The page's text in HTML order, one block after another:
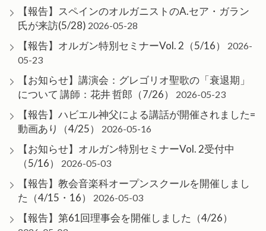
【報告】スペインのオルガニストのA.セア・ガラン
氏が来訪(5/28) 2026-05-28
【報告】オルガン特別セミナーVol. 2（5/16）
2026-
05-23
【お知らせ】講演会：グレゴリオ聖歌の「衰退期」
について 講師：花井 哲郎（7/26）
2026-05-23
【報告】ハビエル神父による講話が開催されました=
動画あり（4/25）
2026-05-16
【お知らせ】オルガン特別セミナーVol. 2受付中
（5/16）
2026-05-03
【報告】教会音楽科オープンスクールを開催しまし
た（4/15・16）
2026-05-03
【報告】第61回理事会を開催しました（4/26）